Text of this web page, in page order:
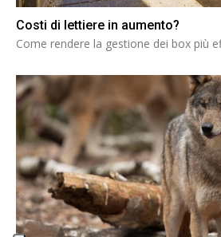
Costi di lettiere in aumento?
Come rendere la gestione dei box più